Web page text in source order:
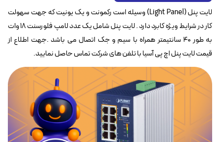
لایت پنل (Light Panel) وسیله است رکمونت و یک یونیت که جهت سهولت
کار در شرایط ویژه کابرد دارد . لایت پنل شامل یک عدد لامپ فلورسنت ۱۸ وات
به طور ۴۰ سانتیمتر همراه با سیم و جک اتصال می باشد .جهت اطلاع از
قیمت لایت پنل اچ پی آسیا با تلفن های شرکت تماس حاصل نمایید.